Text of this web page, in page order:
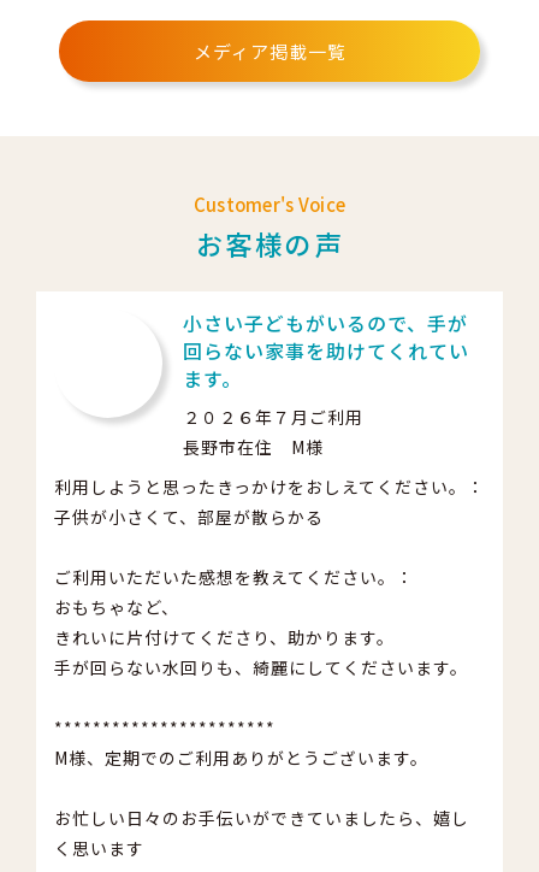
メディア掲載一覧
Customer's Voice
お客様の声
小さい子どもがいるので、手が
回らない家事を助けてくれてい
ます。
２０２６年７月ご利用
長野市在住 M様
利用しようと思ったきっかけをおしえてください。：
子供が小さくて、部屋が散らかる
ご利用いただいた感想を教えてください。：
おもちゃなど、
きれいに片付けてくださり、助かります。
手が回らない水回りも、綺麗にしてくださいます。
***********************
M様、定期でのご利用ありがとうございます。
お忙しい日々のお手伝いができていましたら、嬉し
く思います